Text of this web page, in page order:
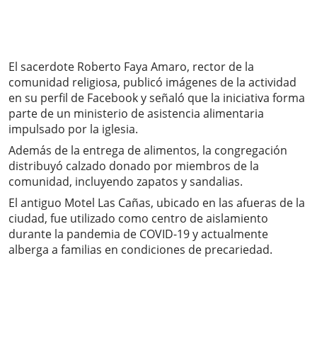
El sacerdote Roberto Faya Amaro, rector de la
comunidad religiosa, publicó imágenes de la actividad
en su perfil de Facebook y señaló que la iniciativa forma
parte de un ministerio de asistencia alimentaria
impulsado por la iglesia.
Además de la entrega de alimentos, la congregación
distribuyó calzado donado por miembros de la
comunidad, incluyendo zapatos y sandalias.
El antiguo Motel Las Cañas, ubicado en las afueras de la
ciudad, fue utilizado como centro de aislamiento
durante la pandemia de COVID-19 y actualmente
alberga a familias en condiciones de precariedad.